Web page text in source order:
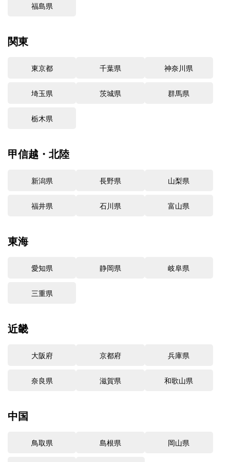
福島県
関東
東京都 千葉県 神奈川県
埼玉県 茨城県 群馬県
栃木県
甲信越・北陸
新潟県 長野県 山梨県
福井県 石川県 富山県
東海
愛知県 静岡県 岐阜県
三重県
近畿
大阪府 京都府 兵庫県
奈良県 滋賀県 和歌山県
中国
鳥取県 島根県 岡山県